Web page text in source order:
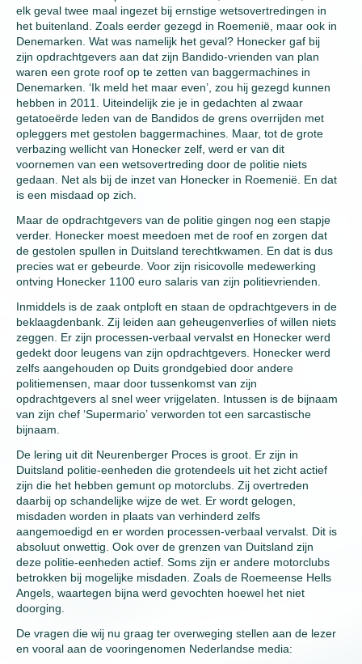
elk geval twee maal ingezet bij ernstige wetsovertredingen in
het buitenland. Zoals eerder gezegd in Roemenië, maar ook in
Denemarken. Wat was namelijk het geval? Honecker gaf bij
zijn opdrachtgevers aan dat zijn Bandido-vrienden van plan
waren een grote roof op te zetten van baggermachines in
Denemarken. ‘Ik meld het maar even’, zou hij gezegd kunnen
hebben in 2011. Uiteindelijk zie je in gedachten al zwaar
getatoeërde leden van de Bandidos de grens overrijden met
opleggers met gestolen baggermachines. Maar, tot de grote
verbazing wellicht van Honecker zelf, werd er van dit
voornemen van een wetsovertreding door de politie niets
gedaan. Net als bij de inzet van Honecker in Roemenië. En dat
is een misdaad op zich.
Maar de opdrachtgevers van de politie gingen nog een stapje
verder. Honecker moest meedoen met de roof en zorgen dat
de gestolen spullen in Duitsland terechtkwamen. En dat is dus
precies wat er gebeurde. Voor zijn risicovolle medewerking
ontving Honecker 1100 euro salaris van zijn politievrienden.
Inmiddels is de zaak ontploft en staan de opdrachtgevers in de
beklaagdenbank. Zij leiden aan geheugenverlies of willen niets
zeggen. Er zijn processen-verbaal vervalst en Honecker werd
gedekt door leugens van zijn opdrachtgevers. Honecker werd
zelfs aangehouden op Duits grondgebied door andere
politiemensen, maar door tussenkomst van zijn
opdrachtgevers al snel weer vrijgelaten. Intussen is de bijnaam
van zijn chef ‘Supermario’ verworden tot een sarcastische
bijnaam.
De lering uit dit Neurenberger Proces is groot. Er zijn in
Duitsland politie-eenheden die grotendeels uit het zicht actief
zijn die het hebben gemunt op motorclubs. Zij overtreden
daarbij op schandelijke wijze de wet. Er wordt gelogen,
misdaden worden in plaats van verhinderd zelfs
aangemoedigd en er worden processen-verbaal vervalst. Dit is
absoluut onwettig. Ook over de grenzen van Duitsland zijn
deze politie-eenheden actief. Soms zijn er andere motorclubs
betrokken bij mogelijke misdaden. Zoals de Roemeense Hells
Angels, waartegen bijna werd gevochten hoewel het niet
doorging.
De vragen die wij nu graag ter overweging stellen aan de lezer
en vooral aan de vooringenomen Nederlandse media: